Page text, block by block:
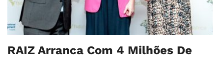
RAIZ Arranca Com 4 Milhões De